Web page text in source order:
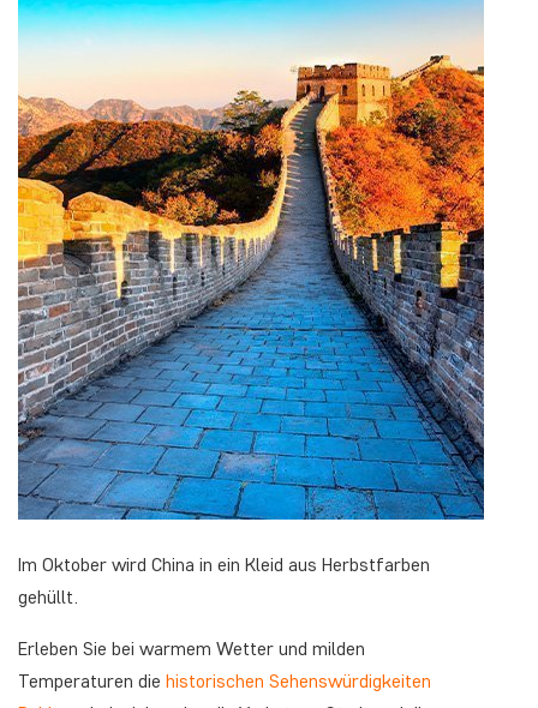
Im Oktober wird China in ein Kleid aus Herbstfarben
gehüllt.
Erleben Sie bei warmem Wetter und milden
Temperaturen die historischen Sehenswürdigkeiten